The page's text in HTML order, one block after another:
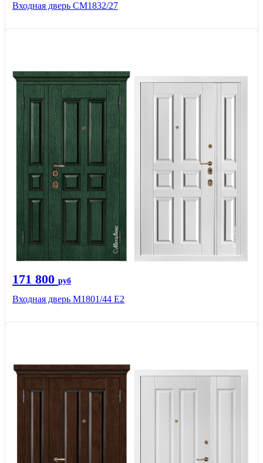
Входная дверь СМ1832/27
171 800 руб
Входная дверь М1801/44 Е2